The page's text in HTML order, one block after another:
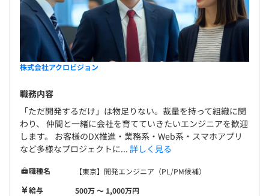
【エンジニアマネージャー】38歳、女性
製薬会社で使用するシステム開発・運用のプロジェクトマ
ネージャーとしてオフショアの海外開発チームと顧客との
折衝・進捗管理などを担当。
ン部の組織体制の構築にもあたっています。
【エンジニアマネージャー】43歳、男性
ビッグデータ分析基盤の新規構築案件にて、データ分析エ
ンジニアとして活躍。
現在は、エンジニアを数十名部下に持ち、次世代リーダー
の育成にも注力しています。
株式会社アクロビジョン
職務内容
「ただ開発するだけ」は物足りない。裁量を持って組織に関
わり、 仲間と一緒に会社を育てていきたいエンジニアを歓迎
します。 お客様のDX推進・業務系・Web系・スマホアプリ
など多様なプロジェクトに... 詳しく見る
職種名
【東京】開発エンジニア（PL/PM候補）
給与
500万 〜 1,000万円